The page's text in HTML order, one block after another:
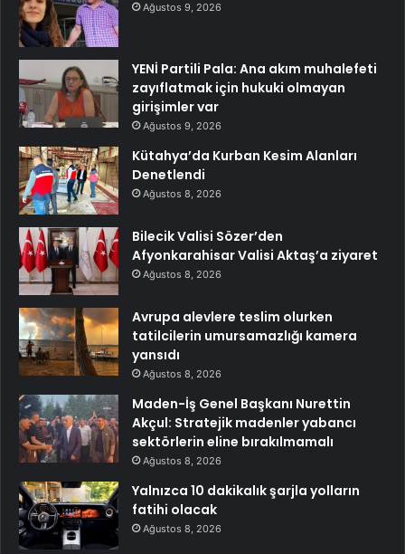
Ağustos 9, 2026
YENİ Partili Pala: Ana akım muhalefeti
zayıflatmak için hukuki olmayan
girişimler var
Ağustos 9, 2026
Kütahya’da Kurban Kesim Alanları
Denetlendi
Ağustos 8, 2026
Bilecik Valisi Sözer’den
Afyonkarahisar Valisi Aktaş’a ziyaret
Ağustos 8, 2026
Avrupa alevlere teslim olurken
tatilcilerin umursamazlığı kamera
yansıdı
Ağustos 8, 2026
Maden-İş Genel Başkanı Nurettin
Akçul: Stratejik madenler yabancı
sektörlerin eline bırakılmamalı
Ağustos 8, 2026
Yalnızca 10 dakikalık şarjla yolların
fatihi olacak
Ağustos 8, 2026